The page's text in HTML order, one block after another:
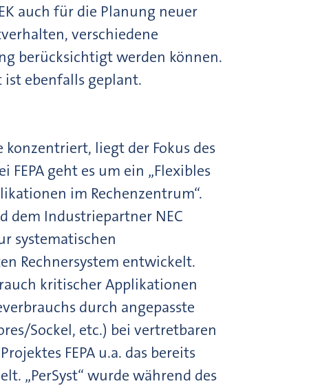
auch für die Planung neuer
verschiedene
berücksichtigt werden können.
ebenfalls geplant.
konzentriert, liegt der Fokus des
FEPA geht es um ein „Flexibles
im Rechenzentrum“.
dem Industriepartner NEC
systematischen
Rechnersystem entwickelt.
kritischer Applikationen
durch angepasste
Sockel, etc.) bei vertretbaren
FEPA u.a. das bereits
„PerSyst“ wurde während des